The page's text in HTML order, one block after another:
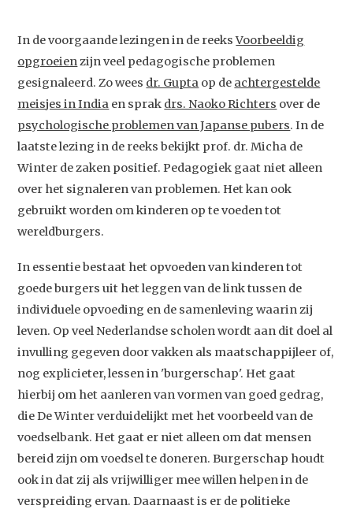
In de voorgaande lezingen in de reeksVoorbeeldig
opgroeienzijn veel pedagogische problemen
gesignaleerd. Zo wees dr. Gupta op de achtergestelde
meisjes in India en sprak drs. Naoko Richters over de
psychologische problemen van Japanse pubers. In de
laatste lezing in de reeks bekijkt prof. dr. Micha de
Winter de zaken positief. Pedagogiek gaat niet alleen
over het signaleren van problemen. Het kan ook
gebruikt worden om kinderen op te voeden tot
wereldburgers.
In essentie bestaat het opvoeden van kinderen tot
goede burgers uit het leggen van de link tussen de
individuele opvoeding en de samenleving waarin zij
leven. Op veel Nederlandse scholen wordt aan dit doel al
invulling gegeven door vakken als maatschappijleer of,
nog explicieter, lessen in 'burgerschap'. Het gaat
hierbij om het aanleren van vormen van goed gedrag,
die De Winter verduidelijkt met het voorbeeld van de
voedselbank. Het gaat er niet alleen om dat mensen
bereid zijn om voedsel te doneren. Burgerschap houdt
ook in dat zij als vrijwilliger mee willen helpen in de
verspreiding ervan. Daarnaast is er de politieke